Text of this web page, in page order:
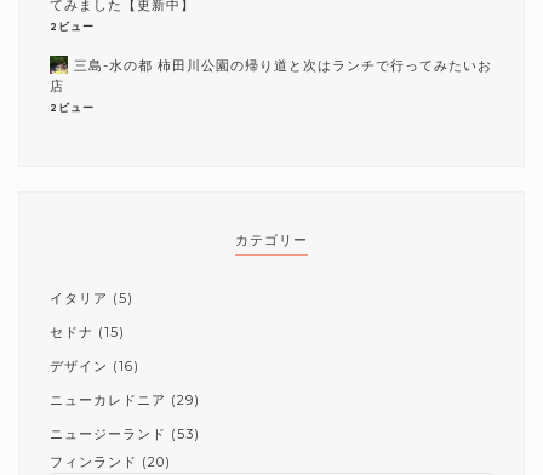
てみました【更新中】
2ビュー
三島-水の都 柿田川公園の帰り道と次はランチで行ってみたいお
店
2ビュー
カテゴリー
イタリア (5)
セドナ (15)
デザイン (16)
ニューカレドニア (29)
ニュージーランド (53)
フィンランド (20)